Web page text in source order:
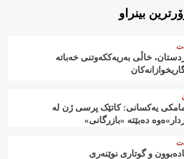
بینراو
خاڵی بەریەککەوتنی خەباتە
یەکسانی: کاتێک پرسی ژن لە
دەبێتە «بازرگانی»
و گوتاری نوێنەری